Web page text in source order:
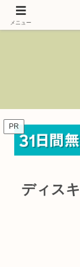
ガーデニング、アウ
PR
ディス
メニュー